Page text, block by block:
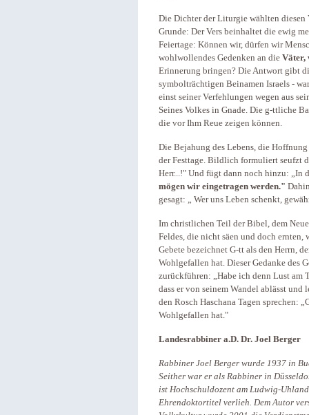
Die Dichter der Liturgie wählten diesen
Grunde: Der Vers beinhaltet die ewig
Feiertage: Können wir, dürfen wir
wohlwollendes Gedenken an die Väter,
Erinnerung bringen? Die Antwort gibt
symbolträchtigen Beinamen Israels -
einst seiner Verfehlungen wegen aus
Seines Volkes in Gnade. Die g-ttliche
die vor Ihm Reue zeigen können.
Die Bejahung des Lebens, die
der Festtage. Bildlich formuliert seufzt
Herr...!" Und fügt dann noch hinzu: „In
mögen wir eingetragen werden."
gesagt: „ Wer uns Leben schenkt,
Im christlichen Teil der Bibel, dem
Feldes, die nicht säen und doch ernten,
Gebete bezeichnet G-tt als den Herrn,
Wohlgefallen hat. Dieser Gedanke des
zurückführen: „Habe ich denn Lust am
dass er von seinem Wandel ablässt
den Rosch Haschana Tagen sprechen:
Wohlgefallen hat."
Landesrabbiner a.D. Dr. Joel Berger
Rabbiner Joel Berger wurde 1937 in
Seither war er als Rabbiner in
ist Hochschuldozent am Ludwig-
Ehrendoktortitel verlieh. Dem Autor